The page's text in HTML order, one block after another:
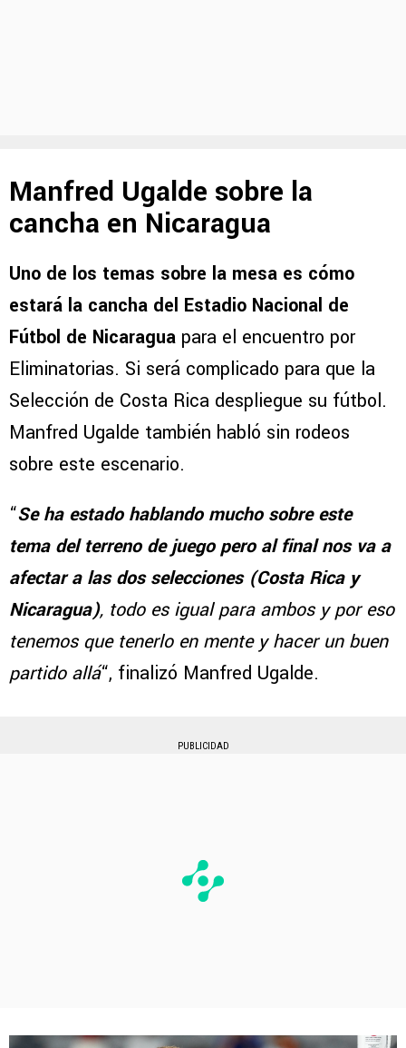
Manfred Ugalde sobre la
cancha en Nicaragua
Uno de los temas sobre la mesa es cómo
estará la cancha del Estadio Nacional de
Fútbol de Nicaragua para el encuentro por
Eliminatorias. Si será complicado para que la
Selección de Costa Rica despliegue su fútbol.
Manfred Ugalde también habló sin rodeos
sobre este escenario.
“Se ha estado hablando mucho sobre este
tema del terreno de juego pero al final nos va a
afectar a las dos selecciones (Costa Rica y
Nicaragua), todo es igual para ambos y por eso
tenemos que tenerlo en mente y hacer un buen
partido allá“, finalizó Manfred Ugalde.
PUBLICIDAD